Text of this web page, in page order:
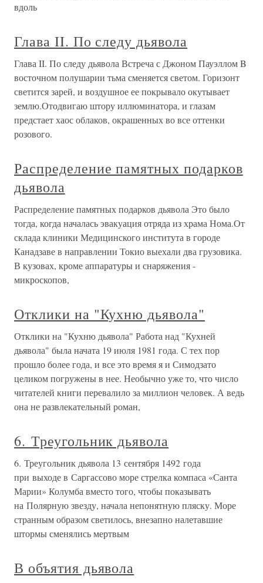
вдоль
Глава II. По следу дьявола
Глава II. По следу дьявола Встреча с Джоном Пауэллом B
восточном полушарии тьма сменяется светом. Горизонт
светится зарей, и воздушное ее покрывало окутывает
землю.Отодвигаю штору иллюминатора, и глазам
предстает хаос облаков, окрашенных во все оттенки
розового.
Распределение памятных подарков
дьявола
Распределение памятных подарков дьявола Это было
тогда, когда началась эвакуация отряда из храма Нома.От
склада клиники Медицинского института в городе
Канадзаве в направлении Токио выехали два грузовика.
В кузовах, кроме аппаратуры и снаряжения -
микроскопов,
Отклики на "Кухню дьявола"
Отклики на "Кухню дьявола" Работа над "Кухней
дьявола" была начата 19 июля 1981 года. С тех пор
прошло более года, и все это время я и Симодзато
целиком погружены в нее. Необычно уже то, что число
читателей книги перевалило за миллион человек. А ведь
она не развлекательный роман,
6. Треугольник дьявола
6. Треугольник дьявола 13 сентября 1492 года
при выходе в Саргассово море стрелка компаса «Санта
Марии» Колумба вместо того, чтобы показывать
на Полярную звезду, начала непонятную пляску. Море
странным образом светилось, внезапно налетавшие
штормы сменялись мертвым
В объятия дьявола